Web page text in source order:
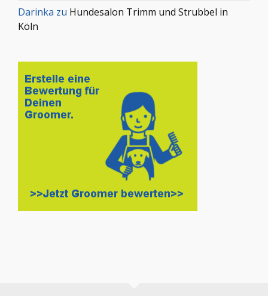
Darinka zu Hundesalon Trimm und Strubbel in
Köln